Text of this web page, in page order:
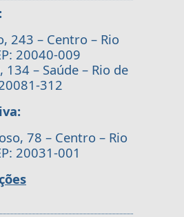
243 – Centro – Rio
20040-009
134 – Saúde – Rio de
312
78 – Centro – Rio
20031-001